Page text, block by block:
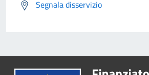
Segnala disservizio